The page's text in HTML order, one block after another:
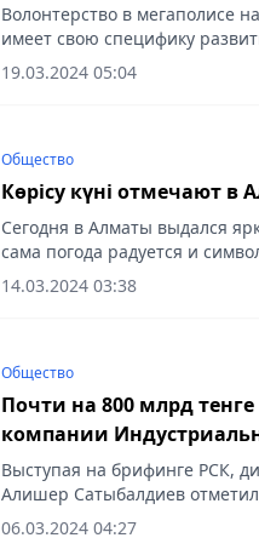
Волонтерство в мегаполисе
имеет свою специфику
директора государственного
города Алматы,...
19.03.2024 05:04
Общество
Көрісу күні отмечают в
Сегодня в Алматы выдался
сама погода радуется и
мерекесі.
14.03.2024 03:38
Общество
Почти на 800 млрд
компании
Выступая на брифинге РСК,
Алишер Сатыбалдиев
Индустриальной зоне
тенге и выплатили...
06.03.2024 04:27